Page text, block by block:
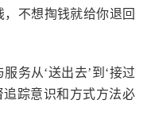
不想掏钱就给你退回
务从‘送出去’到‘接过
追踪意识和方式方法必